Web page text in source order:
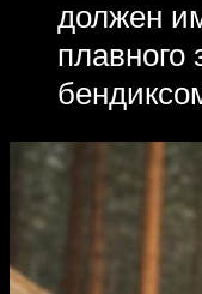
должен
плавного